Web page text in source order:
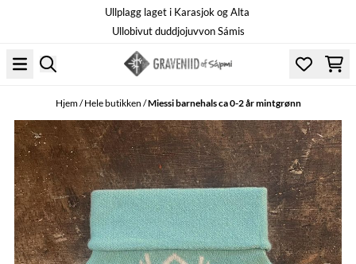
Ullplagg laget i Karasjok og Alta
Ullobivut duddjojuvvon Sámis
Hjem/Hele butikken /Miessi barnehals ca 0-2 år mintgrønn